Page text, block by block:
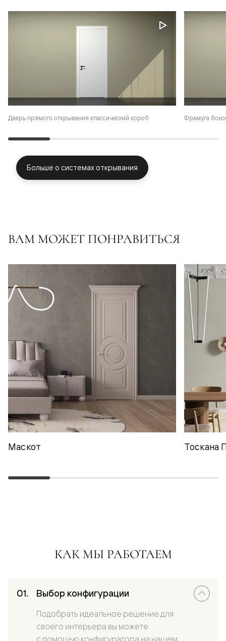
Дверь прямого открывания классический короб Фрамуга
Больше о системах открывания
ВАМ МОЖЕТ ПОНРАВИТЬСЯ
Маскот Тоскана
КАК МЫ РАБОТАЕМ
Выбор конфигурации
Подобрать идеальное решение для
своего интерьера вы можете
с помощью конфигуратора на нашем